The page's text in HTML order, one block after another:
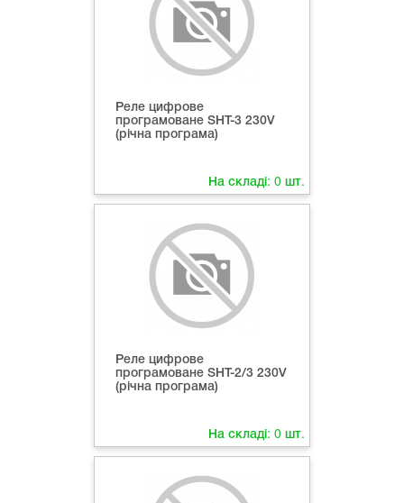
Реле цифрове
програмоване SHT-3 230V
(річна програма)
На складі: 0 шт.
Реле цифрове
програмоване SHT-2/3 230V
(річна програма)
На складі: 0 шт.